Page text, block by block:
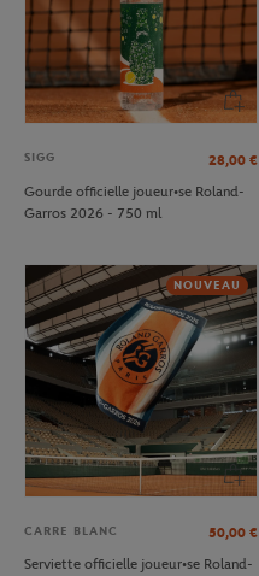
SIGG 28,00 €
Gourde officielle joueur•se Roland-
Garros 2026 - 750 ml
NOUVEAU
CARRE BLANC 50,00 €
Serviette officielle joueur•se Roland-